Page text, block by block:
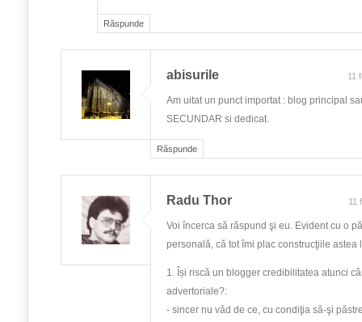
Răspunde
Răspunde
abisurile 11
Am uitat un punct importat : blog principal
SECUNDAR si dedicat.
Radu Thor 11
Voi încerca să răspund şi eu. Evident cu o
personală, că tot îmi plac construcţiile astea
1. Își riscă un blogger credibilitatea atunci
advertoriale?:
- sincer nu văd de ce, cu condiţia să-şi